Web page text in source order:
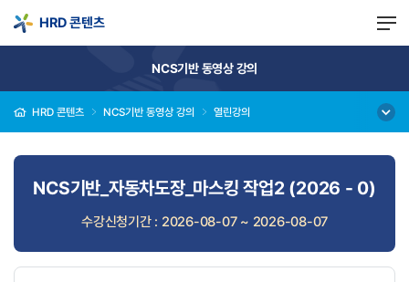
HRD 콘텐츠
NCS기반 동영상 강의
HRD 콘텐츠 NCS기반 동영상 강의 열린강의
NCS기반_자동차도장_마스킹 작업2 (2026 - 0)
수강신청기간 : 2026-08-07 ~ 2026-08-07